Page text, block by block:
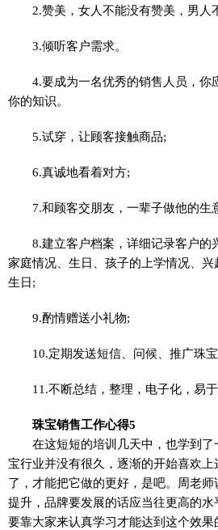
2.赞美，女人不能没有赞美，男人
3.倾听客户需求。
4.要成为一名优秀的销售人员，你
你的知识。
5.试穿，让顾客接触商品;
6.真诚地看着对方;
7.和顾客交朋友，一辈子做他的生
8.建立客户档案，详细记录客户的
家庭情况、生日、孩子的上学情况、
生日;
9.酌情赠送小礼物;
10.定期发送短信、问候、推广珠
11.不断总结，整理，电子化，易于
珠宝销售工作心得5
在这短短的培训几天中，也学到
宝行业并没有很久，逐渐的开始喜欢
了，才能把它做的更好，是吧。周老
提升，品牌要发展的话应当往更高的
要靠大家来认真学习才能达到这个效果